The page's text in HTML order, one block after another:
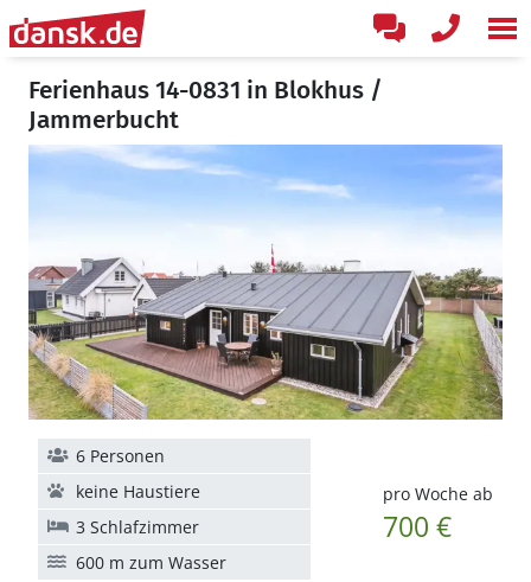
Ferienhaus 14-0831 in Blokhus /
Jammerbucht
pro Woche ab
700 €
6 Personen
keine Haustiere
3 Schlafzimmer
600 m zum Wasser